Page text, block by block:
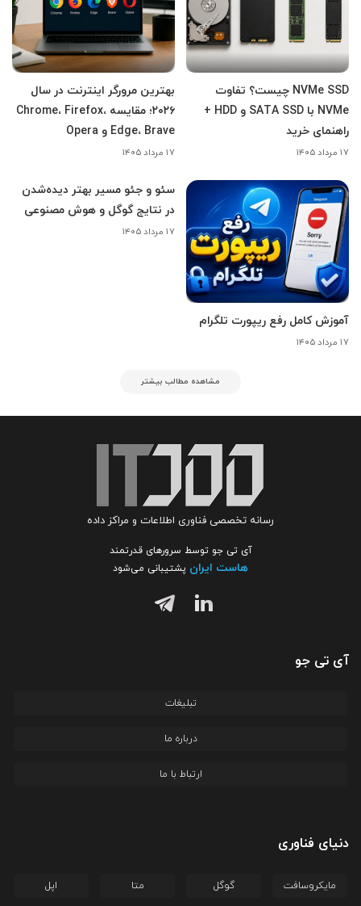
NVMe SSD چیست؟ تفاوت
NVMe با SATA SSD و HDD +
راهنمای خرید
۱۷ مرداد ۱۴۰۵
بهترین مرورگر اینترنت در سال
۲۰۲۶؛ مقایسه Chrome، Firefox،
Edge، Brave و Opera
۱۷ مرداد ۱۴۰۵
آموزش کامل رفع ریپورت تلگرام
۱۷ مرداد ۱۴۰۵
سئو و جئو مسیر بهتر دیده‌شدن
در نتایج گوگل و هوش مصنوعی
۱۷ مرداد ۱۴۰۵
مشاهده مطالب بیشتر
رسانه تخصصی فناوری اطلاعات و مراکز داده
آی تی جو توسط سرورهای قدرتمند
هاست ایران پشتیبانی می‌شود
آی تی جو
تبلیغات
درباره ما
ارتباط با ما
دنیای فناوری
مایکروسافت گوگل متا اپل